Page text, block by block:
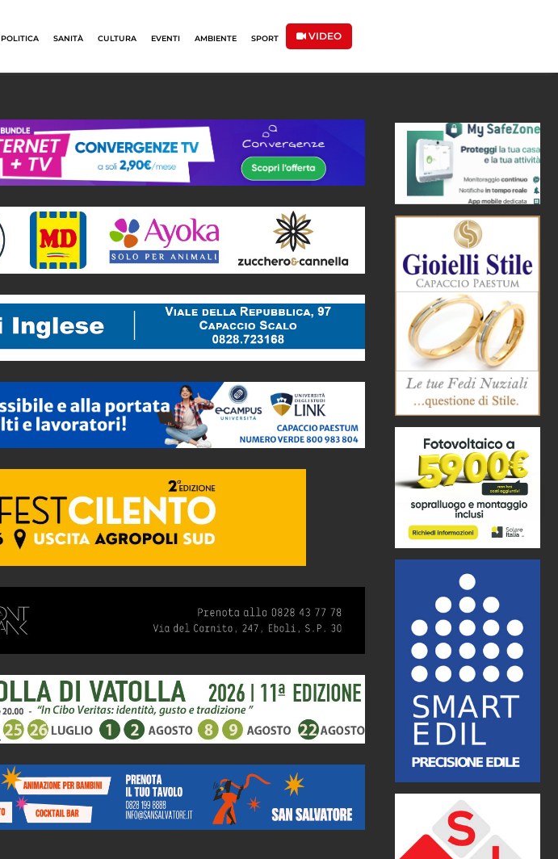
POLITICA SANITÀ CULTURA EVENTI AMBIENTE SPORT VIDEO